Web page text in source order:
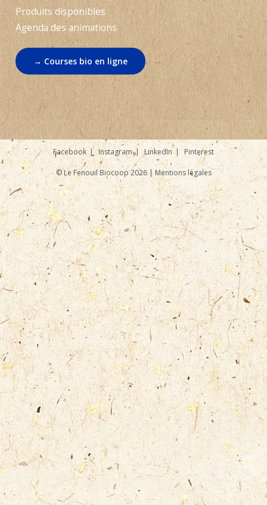
Produits disponibles
Agenda des animations
→ Courses bio en ligne
Facebook Instagram LinkedIn Pinterest
© Le Fenouil Biocoop 2026 | Mentions légales